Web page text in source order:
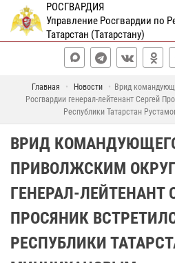
РОСГВАРДИЯ
Управление Росгвардии по
Татарстан (Татарстану)
Главная Новости
Врид
Росгвардии генерал-лейтенант Сергей
Республики Татарстан
ВРИД
ПРИВОЛЖСКИМ
ГЕНЕРАЛ-ЛЕЙТЕНАНТ
ПРОСЯНИК
РЕСПУБЛИКИ